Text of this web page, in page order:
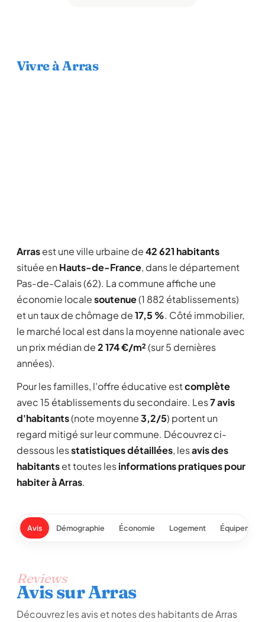
Vivre à Arras
Arrasest une ville urbaine de42 621 habitants
située en Hauts-de-France, dans le département
Pas-de-Calais (62). La commune affiche une
économie localesoutenue(1 882 établissements)
et un taux de chômage de17,5 %. Côté immobilier,
le marché local est dans la moyenne nationale avec
un prix médian de2 174 €/m²(sur 5 dernières
années).
Pour les familles, l'offre éducative estcomplète
avec 15 établissements du secondaire. Les7 avis
d'habitants(note moyenne3,2/5) portent un
regard mitigé sur leur commune. Découvrez ci-
dessous lesstatistiques détaillées, lesavis des
habitantset toutes lesinformations pratiques pour
habiter à Arras.
Avis Démographie Économie Logement
Reviews
Avis sur Arras
Découvrez les avis et notes des habitants de Arras